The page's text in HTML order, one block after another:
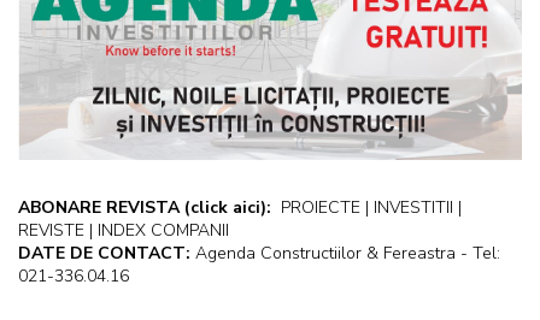
ABONARE REVISTA (click aici): PROIECTE | INVESTITII |
REVISTE | INDEX COMPANII
DATE DE CONTACT: Agenda Constructiilor & Fereastra - Tel:
021-336.04.16